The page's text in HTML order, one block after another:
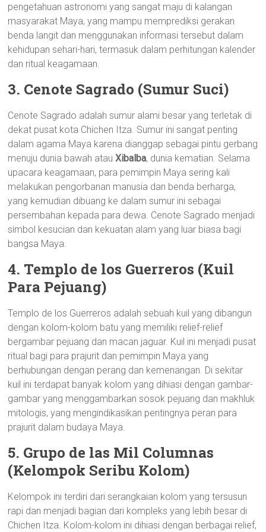
pengetahuan astronomi yang sangat maju di kalangan
masyarakat Maya, yang mampu memprediksi gerakan
benda langit dan menggunakan informasi tersebut dalam
kehidupan sehari-hari, termasuk dalam perhitungan kalender
dan ritual keagamaan.
3. Cenote Sagrado (Sumur Suci)
Cenote Sagrado adalah sumur alami besar yang terletak di
dekat pusat kota Chichen Itza. Sumur ini sangat penting
dalam agama Maya karena dianggap sebagai pintu gerbang
menuju dunia bawah atauXibalba, dunia kematian. Selama
upacara keagamaan, para pemimpin Maya sering kali
melakukan pengorbanan manusia dan benda berharga,
yang kemudian dibuang ke dalam sumur ini sebagai
persembahan kepada para dewa. Cenote Sagrado menjadi
simbol kesucian dan kekuatan alam yang luar biasa bagi
bangsa Maya.
4. Templo de los Guerreros (Kuil
Para Pejuang)
Templo de los Guerreros adalah sebuah kuil yang dibangun
dengan kolom-kolom batu yang memiliki relief-relief
bergambar pejuang dan macan jaguar. Kuil ini menjadi pusat
ritual bagi para prajurit dan pemimpin Maya yang
berhubungan dengan perang dan kemenangan. Di sekitar
kuil ini terdapat banyak kolom yang dihiasi dengan gambar-
gambar yang menggambarkan sosok pejuang dan makhluk
mitologis, yang mengindikasikan pentingnya peran para
prajurit dalam budaya Maya.
5. Grupo de las Mil Columnas
(Kelompok Seribu Kolom)
Kelompok ini terdiri dari serangkaian kolom yang tersusun
rapi dan menjadi bagian dari kompleks yang lebih besar di
Chichen Itza. Kolom-kolom ini dihiasi dengan berbagai relief,